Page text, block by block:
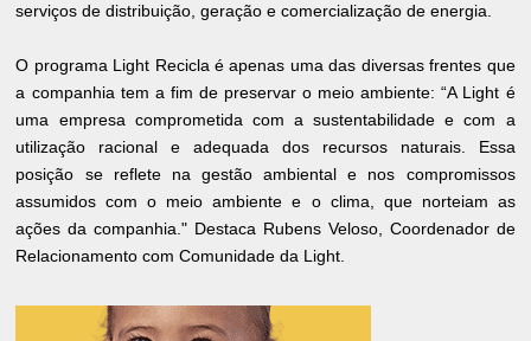
serviços de distribuição, geração e comercialização de energia.
O programa Light Recicla é apenas uma das diversas frentes que
a companhia tem a fim de preservar o meio ambiente: “A Light é
uma empresa comprometida com a sustentabilidade e com a
utilização racional e adequada dos recursos naturais. Essa
posição se reflete na gestão ambiental e nos compromissos
assumidos com o meio ambiente e o clima, que norteiam as
ações da companhia." Destaca Rubens Veloso, Coordenador de
Relacionamento com Comunidade da Light.